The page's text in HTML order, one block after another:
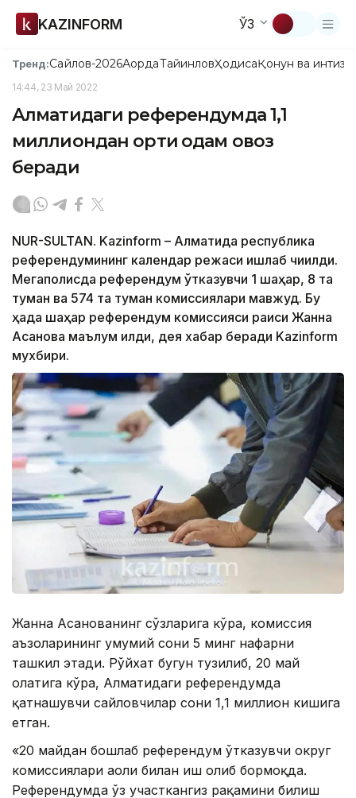
KAZINFORM ЎЗ
Тренд:Сайлов-2026АқордаТайинловҲодисаҚонун ва
14:44, 23 Май 2022
Алматидаги референдумда 1,1
миллиондан ортиқ одам овоз
беради
NUR-SULTAN. Kazinform – Алматида республика
референдумининг календар режаси ишлаб чиқилди.
Мегаполисда референдум ўтказувчи 1 шаҳар, 8 та
туман ва 574 та туман комиссиялари мавжуд. Бу
ҳақда шаҳар референдум комиссияси раиси Жанна
Асанова маълум қилди, дея хабар беради Kazinform
мухбири.
Жанна Асанованинг сўзларига кўра, комиссия
аъзоларининг умумий сони 5 минг нафарни
ташкил этади. Рўйхат бугун тузилиб, 20 май
ҳолатига кўра, Алматидаги референдумда
қатнашувчи сайловчилар сони 1,1 миллион кишига
етган.
«20 майдан бошлаб референдум ўтказувчи округ
комиссиялари аҳоли билан иш олиб бормоқда.
Референдумда ўз участкангиз рақамини билиш